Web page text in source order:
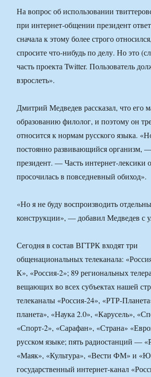
На вопрос об использовании
при интернет-общении президент
сначала к этому более строго
спросите что-нибудь по делу. Но это
часть проекта Twitter. Пользователь
взрослеть».
Дмитрий Медведев рассказал, что его
образованию филолог, и поэтому он
относится к нормам русского языка.
постоянно развивающийся организм,
президент. — Часть интернет-лексики
просочилась в повседневный обиход».
«Но я не буду воспроизводить
конструкции», — добавил Медведев с
Сегодня в состав ВГТРК входят три
общенациональных телеканала:
К», «Россия-2»; 89 региональных
вещающих во всех субъектах нашей
телеканалы «Россия-24», «РТР-
планета», «Наука 2.0», «Карусель»,
«Спорт-2», «Сарафан», «Страна»
русском языке; пять радиостанций —
«Маяк», «Культура», «Вести ФМ» и
государственный интернет-канал